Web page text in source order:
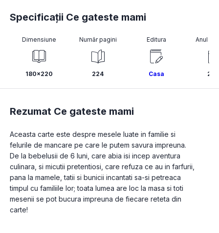
Specificații Ce gateste mami
Dimensiune
180x220
Număr pagini
224
Editura
Casa
Anul
Rezumat Ce gateste mami
Aceasta carte este despre mesele luate in familie si
felurile de mancare pe care le putem savura impreuna.
De la bebelusii de 6 luni, care abia isi incep aventura
culinara, si micutii pretentiosi, care refuza ce au in farfurii,
pana la mamele, tatii si bunicii incantati sa-si petreaca
timpul cu familiile lor; toata lumea are loc la masa si toti
mesenii se pot bucura impreuna de fiecare reteta din
carte!